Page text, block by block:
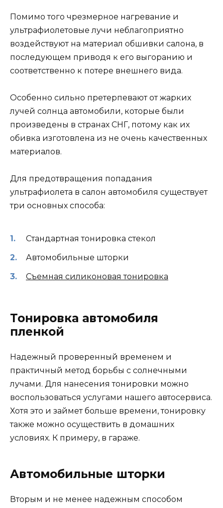
Помимо того чрезмерное нагревание и
ультрафиолетовые лучи неблагоприятно
воздействуют на материал обшивки салона, в
последующем приводя к его выгоранию и
соответственно к потере внешнего вида.
Особенно сильно претерпевают от жарких
лучей солнца автомобили, которые были
произведены в странах СНГ, потому как их
обивка изготовлена из не очень качественных
материалов.
Для предотвращения попадания
ультрафиолета в салон автомобиля существует
три основных способа:
Стандартная тонировка стекол
Автомобильные шторки
Съемная силиконовая тонировка
Тонировка автомобиля
пленкой
Надежный проверенный временем и
практичный метод борьбы с солнечными
лучами. Для нанесения тонировки можно
воспользоваться услугами нашего автосервиса.
Хотя это и займет больше времени, тонировку
также можно осуществить в домашних
условиях. К примеру, в гараже.
Автомобильные шторки
Вторым и не менее надежным способом